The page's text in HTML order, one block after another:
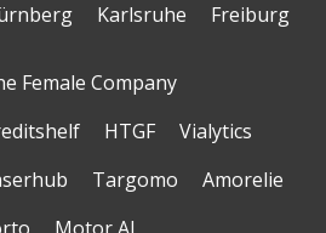
Karlsruhe Freiburg
Female Company
HTGF
Vialytics
Targomo
Amorelie